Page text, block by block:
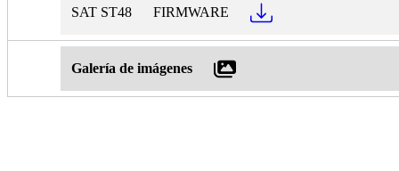
SAT ST48 FIRMWARE
Galería de imágenes